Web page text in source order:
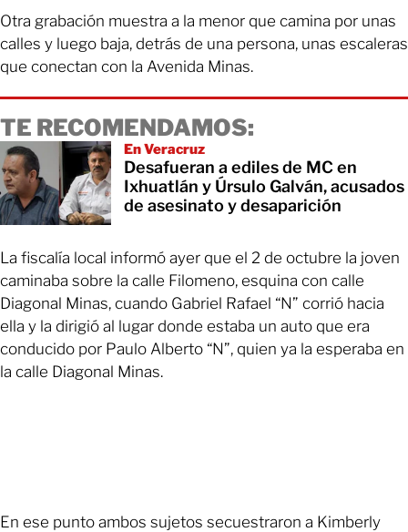
Otra grabación muestra a la menor que camina por unas
calles y luego baja, detrás de una persona, unas escaleras
que conectan con la Avenida Minas.
TE RECOMENDAMOS:
En Veracruz
Desafueran a ediles de MC en
Ixhuatlán y Úrsulo Galván, acusados
de asesinato y desaparición
La fiscalía local informó ayer que el 2 de octubre la joven
caminaba sobre la calle Filomeno, esquina con calle
Diagonal Minas, cuando Gabriel Rafael “N” corrió hacia
ella y la dirigió al lugar donde estaba un auto que era
conducido por Paulo Alberto “N”, quien ya la esperaba en
la calle Diagonal Minas.
En ese punto ambos sujetos secuestraron a Kimberly